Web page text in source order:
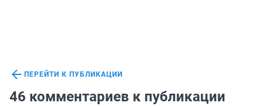
ПЕРЕЙТИ К ПУБЛИКАЦИИ
46 комментариев к публикации